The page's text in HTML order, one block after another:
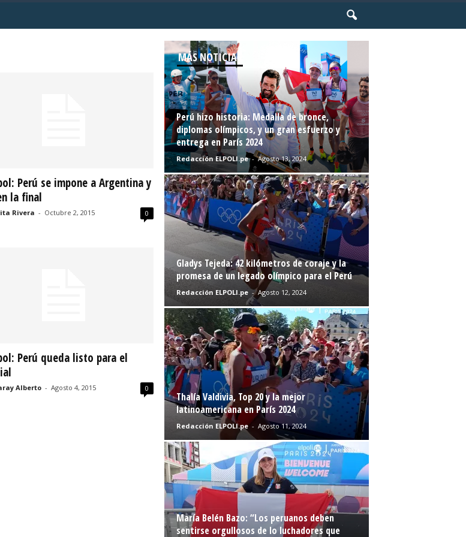
Perú se impone a Argentina y
la final
Rivera - Octubre 2, 2015 0
Perú queda listo para el
Alberto - Agosto 4, 2015 0
MÁS NOTICIAS
Perú hizo historia: Medalla de bronce,
diplomas olímpicos, y un gran esfuerzo y
entrega en París 2024
Redacción ELPOLI.pe - Agosto 13, 2024
Gladys Tejeda: 42 kilómetros de coraje y la
promesa de un legado olímpico para el Perú
Redacción ELPOLI.pe - Agosto 12, 2024
Thalía Valdivia, Top 20 y la mejor
latinoamericana en París 2024
Redacción ELPOLI.pe - Agosto 11, 2024
María Belén Bazo: “Los peruanos deben
sentirse orgullosos de lo luchadores que